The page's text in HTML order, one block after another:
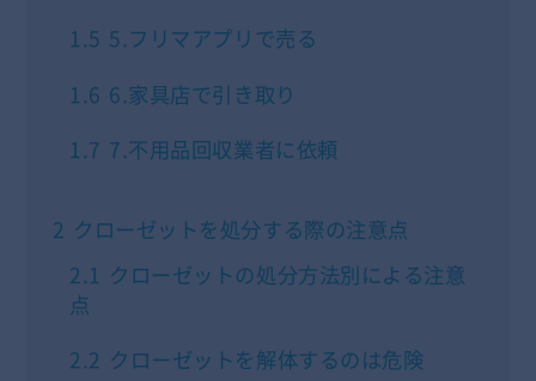
1.5 5.フリマアプリで売る
1.6 6.家具店で引き取り
1.7 7.不用品回収業者に依頼
2 クローゼットを処分する際の注意点
2.1 クローゼットの処分方法別による注意
点
2.2 クローゼットを解体するのは危険